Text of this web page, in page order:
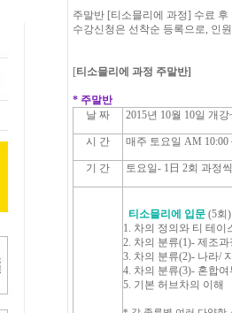
주말반 [티소믈리에 과정] 수료
수강신청은 선착순 등록으로, 인
[티소믈리에 과정 주말반]
* 주말반
날 짜
2015년 10월 10일 개
시 간 매주 토요일 AM 10:00
기 간 토요일- 1日 2회 과정
티소믈리에 입문 (5회)
1. 차의 정의와 티 테이
2. 차의 분류(1)- 제조과
3. 차의 분류(2)- 나라/
4. 차의 분류(3)- 혼합
5. 기본 허브차의 이해